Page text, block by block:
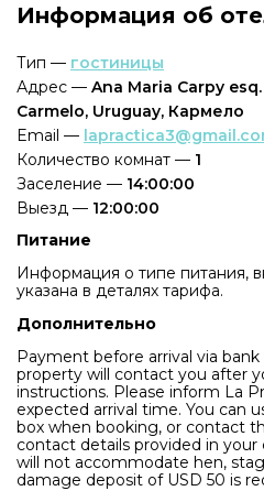
Информация об
Тип — гостиницы
Адрес — Ana Maria Carpy
Carmelo, Uruguay, Кармело
Email —
Количество комнат — 1
Заселение — 14:00:00
Выезд — 12:00:00
Питание
Информация о типе питания,
указана в деталях тарифа.
Дополнительно
Payment before arrival via bank
property will contact you after
instructions. Please inform La
expected arrival time. You can
box when booking, or contact
contact details provided in
will not accommodate hen,
damage deposit of USD 50 is